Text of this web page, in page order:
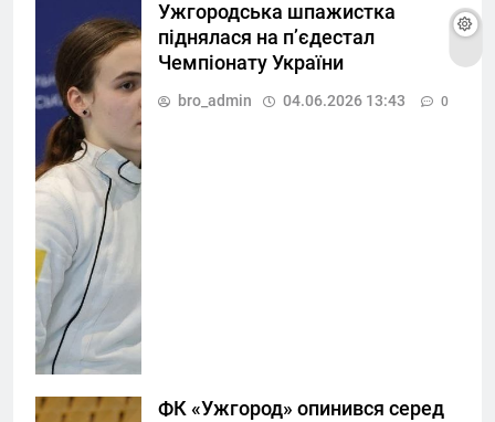
Ужгородська шпажистка
піднялася на п’єдестал
Чемпіонату України
bro_admin 04.06.2026 13:43 0
ФК «Ужгород» опинився серед